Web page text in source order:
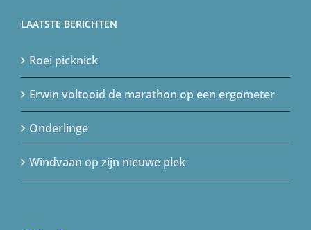
LAATSTE BERICHTEN
Roei picknick
Erwin voltooid de marathon op een ergometer
Onderlinge
Windvaan op zijn nieuwe plek